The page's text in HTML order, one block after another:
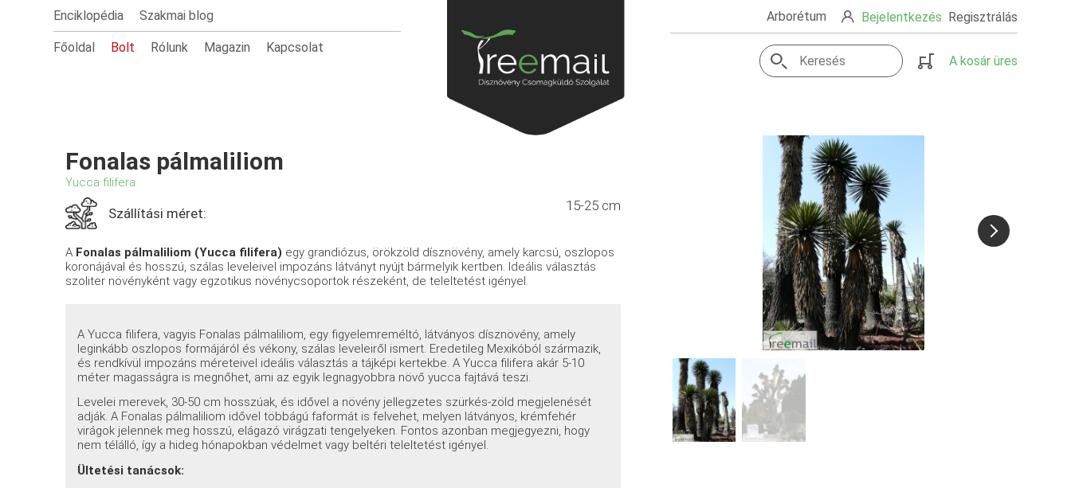
Enciklopédia Szakmai blog
Főoldal Bolt Rólunk Magazin Kapcsolat
Arborétum Bejelentkezés Regisztrálás
A kosár üres
Fonalas pálmaliliom
Yucca filifera
Szállítási méret: 15-25 cm
A Fonalas pálmaliliom (Yucca filifera) egy grandiózus, örökzöld dísznövény, amely karcsú, oszlopos
koronájával és hosszú, szálas leveleivel impozáns látványt nyújt bármelyik kertben. Ideális választás
szoliter növényként vagy egzotikus növénycsoportok részeként, de teleltetést igényel.
A Yucca filifera, vagyis Fonalas pálmaliliom, egy figyelemreméltó, látványos dísznövény, amely
leginkább oszlopos formájáról és vékony, szálas leveleiről ismert. Eredetileg Mexikóból származik,
és rendkívül impozáns méreteivel ideális választás a tájképi kertekbe. A Yucca filifera akár 5-10
méter magasságra is megnőhet, ami az egyik legnagyobbra növő yucca fajtává teszi.
Levelei merevek, 30-50 cm hosszúak, és idővel a növény jellegzetes szürkés-zöld megjelenését
adják. A Fonalas pálmaliliom idővel többágú faformát is felvehet, melyen látványos, krémfehér
virágok jelennek meg hosszú, elágazó virágzati tengelyeken. Fontos azonban megjegyezni, hogy
nem télálló, így a hideg hónapokban védelmet vagy beltéri teleltetést igényel.
Ültetési tanácsok: